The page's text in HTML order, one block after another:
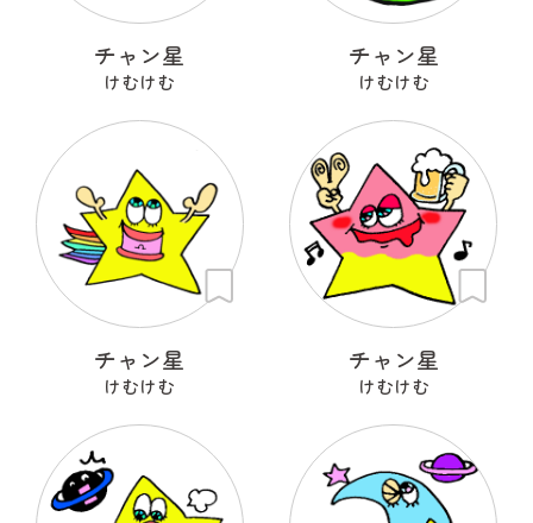
チャン星
けむけむ
チャン星
けむけむ
チャン星
けむけむ
チャン星
けむけむ